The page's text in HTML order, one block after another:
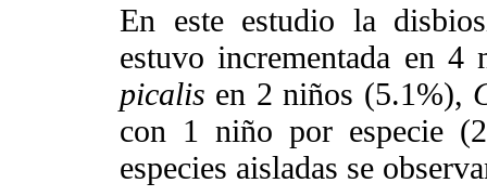
En este estudio la
estuvo incrementada en
picalis en 2 niños (5.1%),
con 1 niño por especie
especies aisladas se